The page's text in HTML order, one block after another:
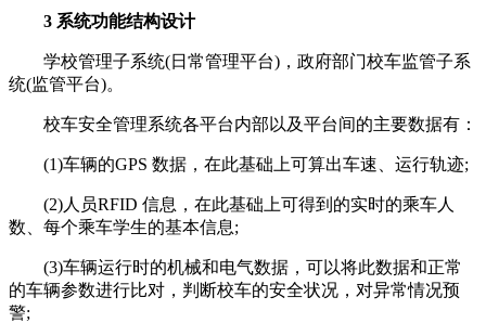
3 系统功能结构设计
学校管理子系统(日常管理平台)，政府部门校车监管子系
统(监管平台)。
校车安全管理系统各平台内部以及平台间的主要数据有：
(1)车辆的GPS 数据，在此基础上可算出车速、运行轨迹;
(2)人员RFID 信息，在此基础上可得到的实时的乘车人
数、每个乘车学生的基本信息;
(3)车辆运行时的机械和电气数据，可以将此数据和正常
的车辆参数进行比对，判断校车的安全状况，对异常情况预
警;